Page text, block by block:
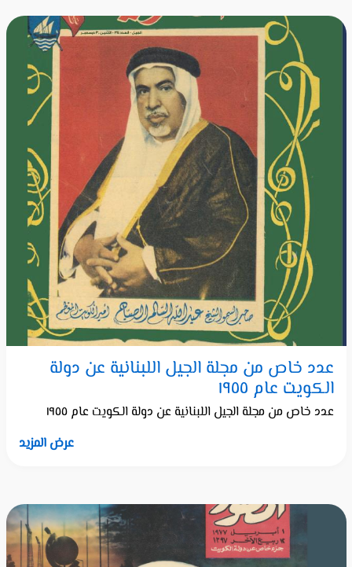
عدد خاص من مجلة الجيل اللبنانية عن دولة
الكويت عام ١٩٥٥
عدد خاص من مجلة الجيل اللبنانية عن دولة الكويت عام ١٩٥٥
عرض المزيد